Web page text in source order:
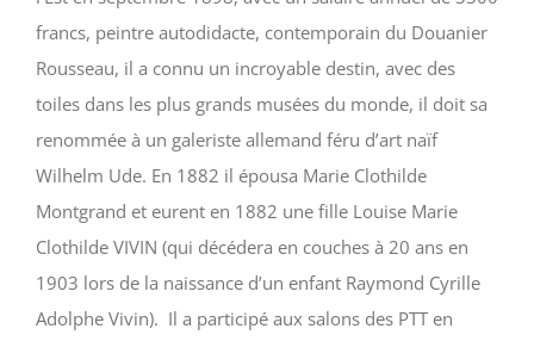
francs, peintre autodidacte, contemporain du Douanier
Rousseau, il a connu un incroyable destin, avec des
toiles dans les plus grands musées du monde, il doit sa
renommée à un galeriste allemand féru d’art naïf
Wilhelm Ude. En 1882 il épousa Marie Clothilde
Montgrand et eurent en 1882 une fille Louise Marie
Clothilde VIVIN (qui décédera en couches à 20 ans en
1903 lors de la naissance d’un enfant Raymond Cyrille
Adolphe Vivin). Il a participé aux salons des PTT en